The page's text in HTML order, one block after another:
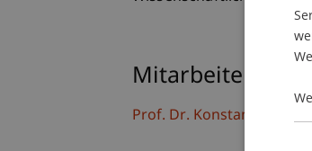
Mitarbeitende
Prof. Dr. Konstantina